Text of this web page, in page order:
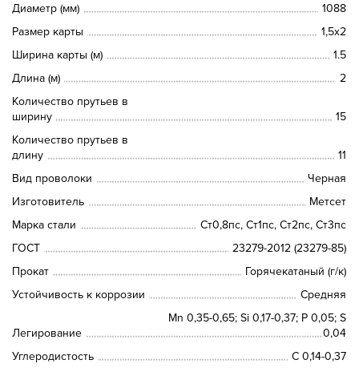
Диаметр (мм)
1088
Размер карты
1,5х2
Ширина карты (м)
1.5
Длина (м)
2
Количество прутьев в
ширину
15
Количество прутьев в
длину
11
Вид проволоки
Черная
Изготовитель
Метсет
Марка стали
Ст0,8пс, Ст1пс, Ст2пс, Ст3пс
ГОСТ
23279-2012 (23279-85)
Прокат
Горячекатаный (г/к)
Устойчивость к коррозии
Средняя
Легирование
Mn 0,35-0,65; Si 0,17-0,37; P 0,05; S
0,04
Углеродистость
C 0,14-0,37